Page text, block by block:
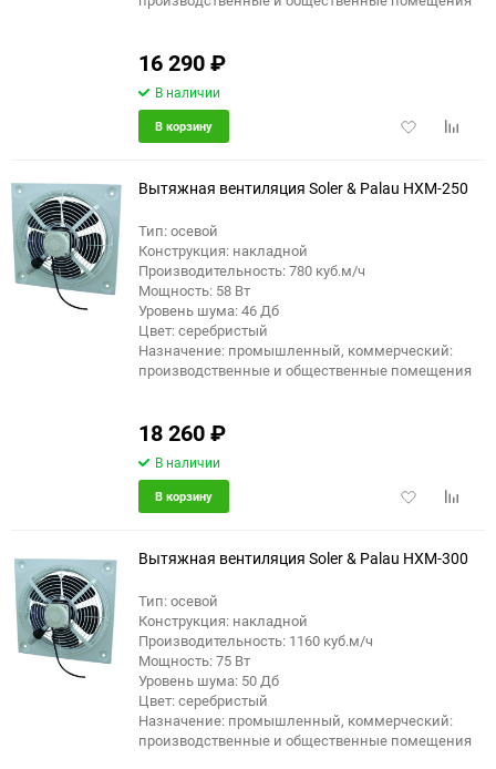
16 290₽
В наличии
Добавить
В корзину
Вытяжная вентиляция Soler & Palau HXM-250
Тип: осевой
Конструкция: накладной
Производительность: 780 куб.м/ч
Мощность: 58 Вт
Уровень шума: 46 Дб
Цвет: серебристый
Назначение: промышленный, коммерческий:
производственные и общественные помещения
18 260₽
В наличии
Добавить
В корзину
Вытяжная вентиляция Soler & Palau HXM-300
Тип: осевой
Конструкция: накладной
Производительность: 1160 куб.м/ч
Мощность: 75 Вт
Уровень шума: 50 Дб
Цвет: серебристый
Назначение: промышленный, коммерческий:
производственные и общественные помещения